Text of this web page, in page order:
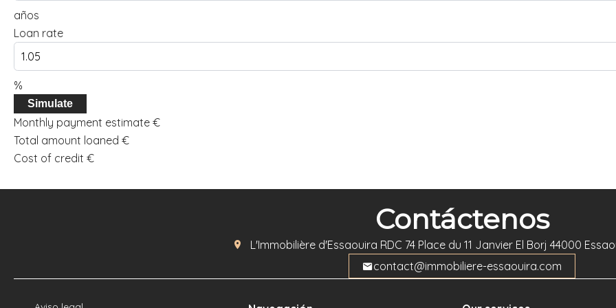
años
Loan rate
%
Simulate
Monthly payment estimate €
Total amount loaned €
Cost of credit €
Contáctenos
L'Immobilière d'Essaouira RDC 74 Place du 11 Janvier El Borj 44000
contact@immobiliere-essaouira.com